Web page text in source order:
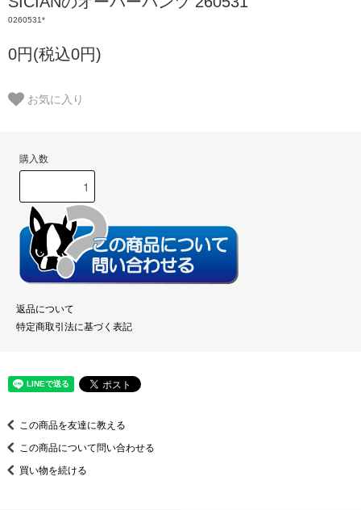
0260531*
0円(税込0円)
お気に入り
購入数
返品について
特定商取引法に基づく表記
この商品を友達に教える
この商品について問い合わせる
買い物を続ける